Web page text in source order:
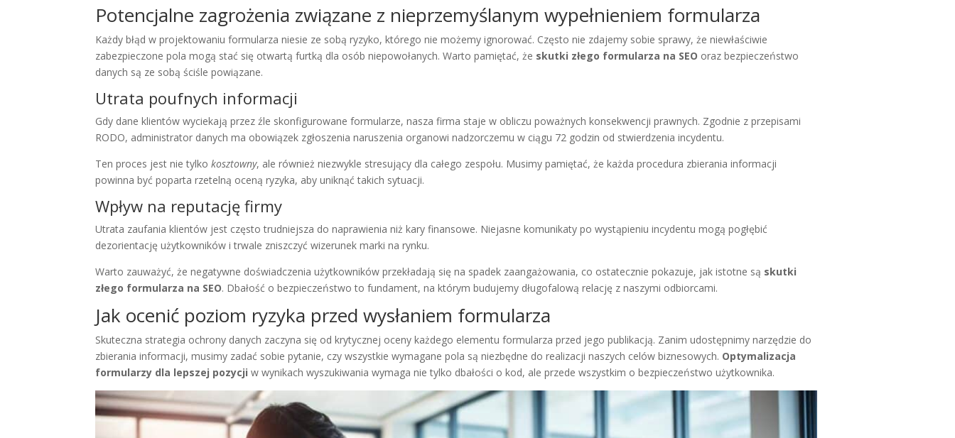
Potencjalne zagrożenia związane z nieprzemyślanym wypełnieniem formularza
Każdy błąd w projektowaniu formularza niesie ze sobą ryzyko, którego nie możemy ignorować. Często nie zdajemy sobie sprawy, że niewłaściwie
zabezpieczone pola mogą stać się otwartą furtką dla osób niepowołanych. Warto pamiętać, że skutki złego formularza na SEO oraz bezpieczeństwo
danych są ze sobą ściśle powiązane.
Utrata poufnych informacji
Gdy dane klientów wyciekają przez źle skonfigurowane formularze, nasza firma staje w obliczu poważnych konsekwencji prawnych. Zgodnie z przepisami
RODO, administrator danych ma obowiązek zgłoszenia naruszenia organowi nadzorczemu w ciągu 72 godzin od stwierdzenia incydentu.
Ten proces jest nie tylkokosztowny, ale również niezwykle stresujący dla całego zespołu. Musimy pamiętać, że każda procedura zbierania informacji
powinna być poparta rzetelną oceną ryzyka, aby uniknąć takich sytuacji.
Wpływ na reputację firmy
Utrata zaufania klientów jest często trudniejsza do naprawienia niż kary finansowe. Niejasne komunikaty po wystąpieniu incydentu mogą pogłębić
dezorientację użytkowników i trwale zniszczyć wizerunek marki na rynku.
Warto zauważyć, że negatywne doświadczenia użytkowników przekładają się na spadek zaangażowania, co ostatecznie pokazuje, jak istotne są skutki
złego formularza na SEO. Dbałość o bezpieczeństwo to fundament, na którym budujemy długofalową relację z naszymi odbiorcami.
Jak ocenić poziom ryzyka przed wysłaniem formularza
Skuteczna strategia ochrony danych zaczyna się od krytycznej oceny każdego elementu formularza przed jego publikacją. Zanim udostępnimy narzędzie do
zbierania informacji, musimy zadać sobie pytanie, czy wszystkie wymagane pola są niezbędne do realizacji naszych celów biznesowych. Optymalizacja
formularzy dla lepszej pozycji w wynikach wyszukiwania wymaga nie tylko dbałości o kod, ale przede wszystkim o bezpieczeństwo użytkownika.